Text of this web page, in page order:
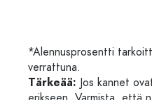
*Alennusprosentti
verrattuna.
Tärkeää: Jos kannet